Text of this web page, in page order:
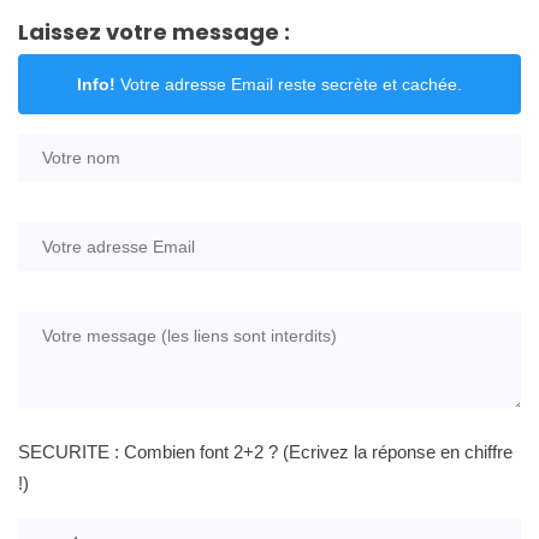
Laissez votre message :
Info! Votre adresse Email reste secrète et cachée.
SECURITE : Combien font 2+2 ? (Ecrivez la réponse en chiffre
!)